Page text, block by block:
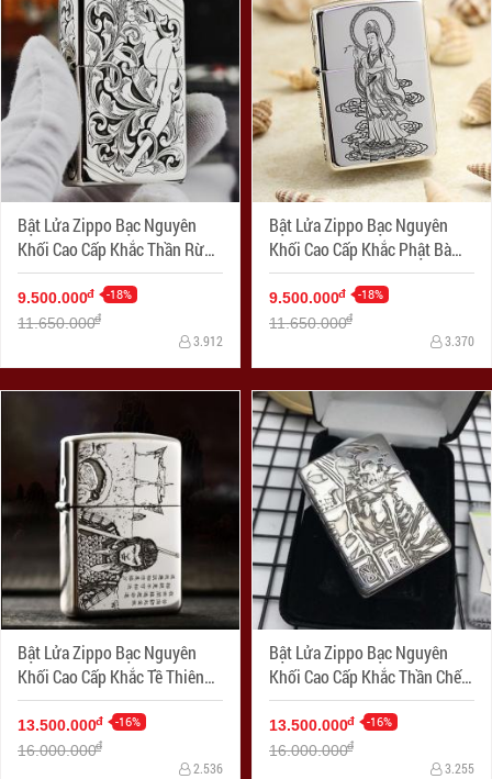
Bật Lửa Zippo Bạc Nguyên
Khối Cao Cấp Khắc Thần Rừng
Bản Chém Góc
9.500.000đ -18%
11.650.000đ
3.912
Bật Lửa Zippo Bạc Nguyên
Khối Cao Cấp Khắc Phật Bà
Quan Âm
9.500.000đ -18%
11.650.000đ
3.370
Bật Lửa Zippo Bạc Nguyên
Khối Cao Cấp Khắc Tề Thiên
Đại Thánh Armor
13.500.000đ -16%
16.000.000đ
2.536
Bật Lửa Zippo Bạc Nguyên
Khối Cao Cấp Khắc Thần Chết
Armor
13.500.000đ -16%
16.000.000đ
3.255